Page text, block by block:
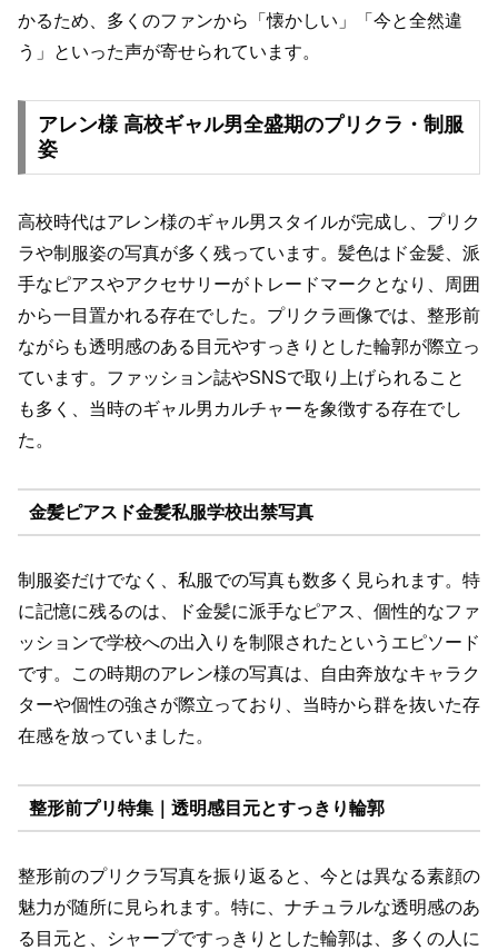
かるため、多くのファンから「懐かしい」「今と全然違
う」といった声が寄せられています。
アレン様 高校ギャル男全盛期のプリクラ・制服
姿
高校時代はアレン様のギャル男スタイルが完成し、プリク
ラや制服姿の写真が多く残っています。髪色はド金髪、派
手なピアスやアクセサリーがトレードマークとなり、周囲
から一目置かれる存在でした。プリクラ画像では、整形前
ながらも透明感のある目元やすっきりとした輪郭が際立っ
ています。ファッション誌やSNSで取り上げられること
も多く、当時のギャル男カルチャーを象徴する存在でし
た。
金髪ピアスド金髪私服学校出禁写真
制服姿だけでなく、私服での写真も数多く見られます。特
に記憶に残るのは、ド金髪に派手なピアス、個性的なファ
ッションで学校への出入りを制限されたというエピソード
です。この時期のアレン様の写真は、自由奔放なキャラク
ターや個性の強さが際立っており、当時から群を抜いた存
在感を放っていました。
整形前プリ特集｜透明感目元とすっきり輪郭
整形前のプリクラ写真を振り返ると、今とは異なる素顔の
魅力が随所に見られます。特に、ナチュラルな透明感のあ
る目元と、シャープですっきりとした輪郭は、多くの人に